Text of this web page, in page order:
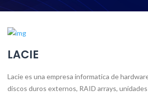
LACIE
Lacie es una empresa informatica de
discos duros externos, RAID arrays,